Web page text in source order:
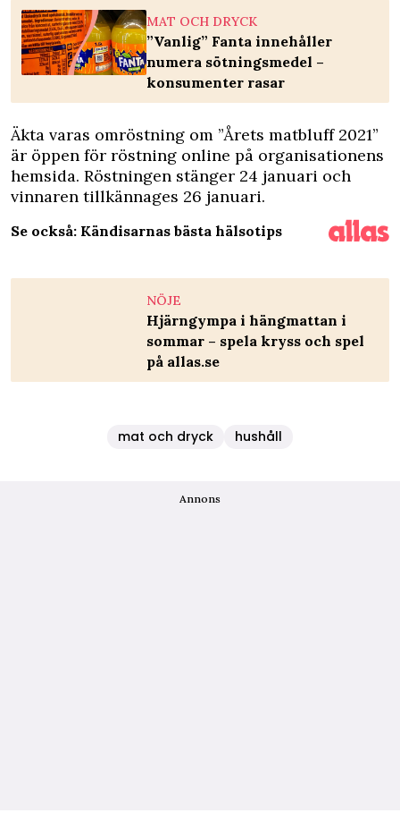
MAT OCH DRYCK
”Vanlig” Fanta innehåller
numera sötningsmedel –
konsumenter rasar
Äkta varas omröstning om ”Årets matbluff 2021”
är öppen för röstning online på organisationens
hemsida. Röstningen stänger 24 januari och
vinnaren tillkännages 26 januari.
Se också: Kändisarnas bästa hälsotips
NÖJE
Hjärngympa i hängmattan i
sommar – spela kryss och spel
på allas.se
mat och dryck hushåll
Annons